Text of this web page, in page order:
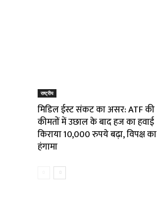
राष्ट्रीय
मिडिल ईस्ट संकट का असर: ATF की
कीमतों में उछाल के बाद हज का हवाई
किराया 10,000 रुपये बढ़ा, विपक्ष का
हंगामा